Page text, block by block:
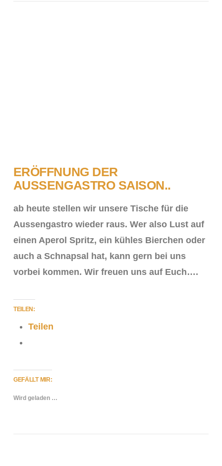
ERÖFFNUNG DER
AUSSENGASTRO SAISON..
ab heute stellen wir unsere Tische für die
Aussengastro wieder raus. Wer also Lust auf
einen Aperol Spritz, ein kühles Bierchen oder
auch a Schnapsal hat, kann gern bei uns
vorbei kommen. Wir freuen uns auf Euch….
TEILEN:
Teilen
GEFÄLLT MIR:
Wird geladen …